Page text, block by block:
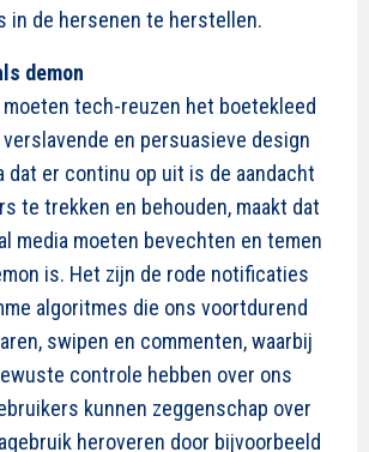
in de hersenen te herstellen.
demon
tech-reuzen het boetekleed
en persuasieve design
dat er continu op uit is de aandacht
te trekken en behouden, maakt dat
media moeten bevechten en temen
is. Het zijn de rode notificaties
algoritmes die ons voortdurend
swipen en commenten, waarbij
controle hebben over ons
kunnen zeggenschap over
heroveren door bijvoorbeeld